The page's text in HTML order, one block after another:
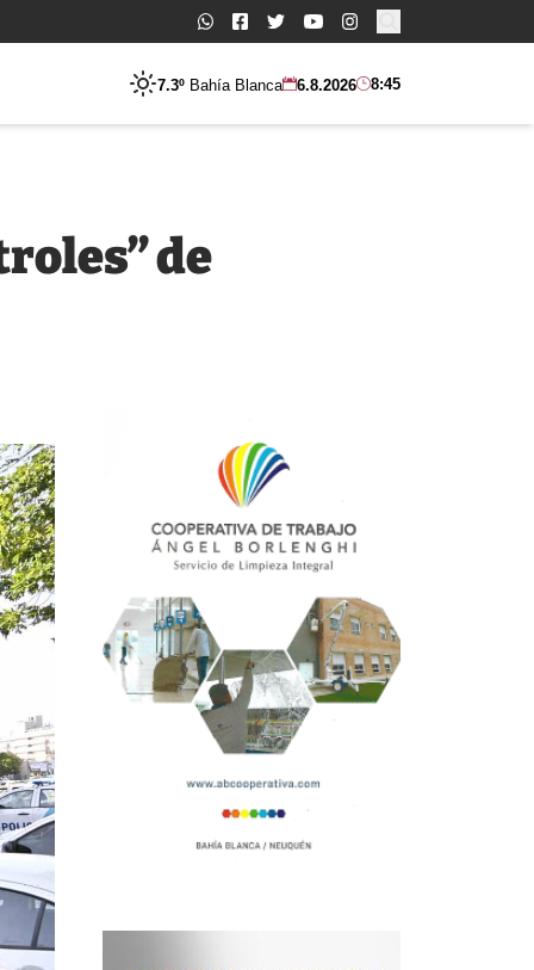
Buscar:
7.3º Bahía Blanca 6.8.2026 8:45
de